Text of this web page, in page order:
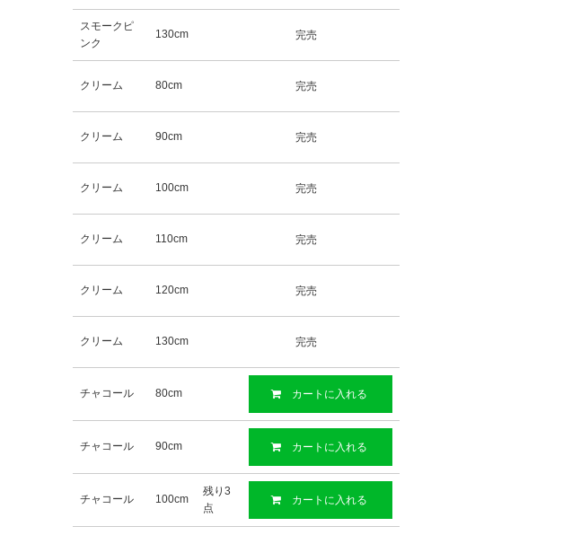
スモークピ
ンク
130cm 完売
クリーム 80cm 完売
クリーム 90cm 完売
クリーム 100cm 完売
クリーム 110cm 完売
クリーム 120cm 完売
クリーム 130cm 完売
チャコール 80cm カートに入れる
チャコール 90cm カートに入れる
チャコール 100cm
残り3
点
カートに入れる